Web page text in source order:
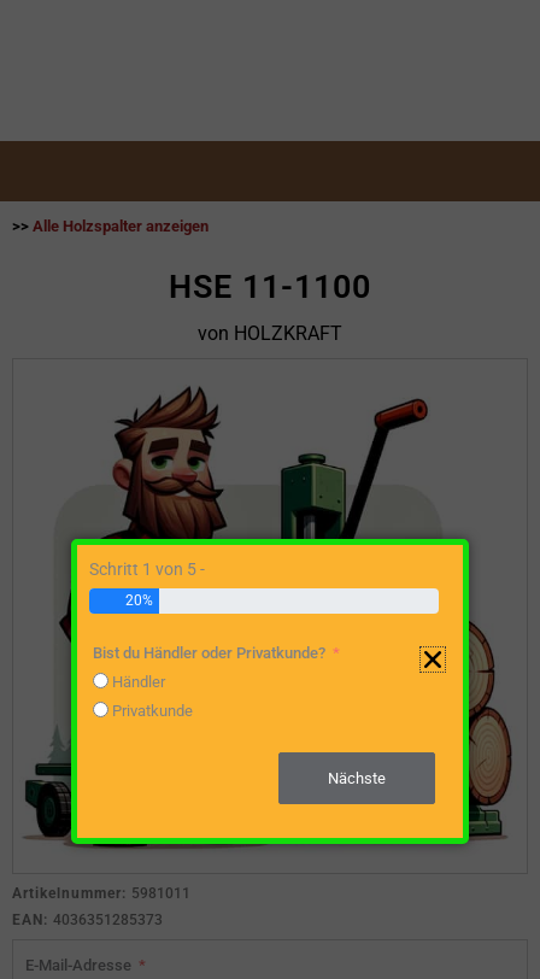
>> Alle Holzspalter anzeigen
HSE 11-1100
von HOLZKRAFT
Artikelnummer: 5981011
EAN: 4036351285373
E-Mail-Adresse
Schritt 1 von 5 -
20%
Bist du Händler oder Privatkunde?
Händler
Privatkunde
Nächste